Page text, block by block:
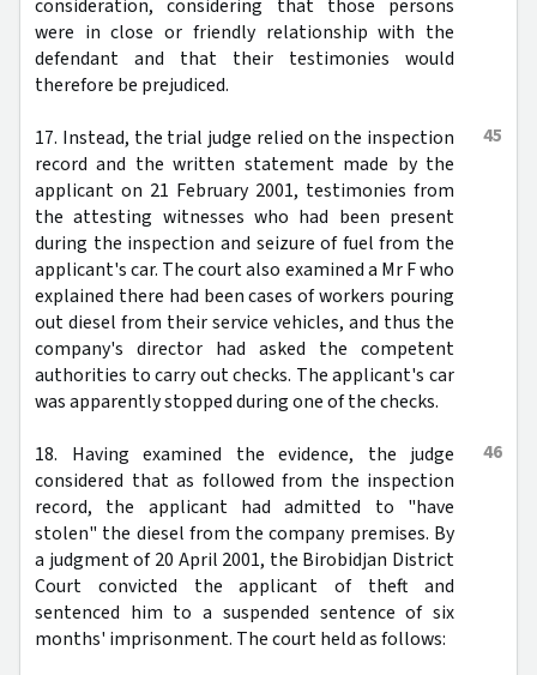
consideration, considering that those persons
were in close or friendly relationship with the
defendant and that their testimonies would
therefore be prejudiced.
45
17. Instead, the trial judge relied on the inspection
record and the written statement made by the
applicant on 21 February 2001, testimonies from
the attesting witnesses who had been present
during the inspection and seizure of fuel from the
applicant's car. The court also examined a Mr F who
explained there had been cases of workers pouring
out diesel from their service vehicles, and thus the
company's director had asked the competent
authorities to carry out checks. The applicant's car
was apparently stopped during one of the checks.
46
18. Having examined the evidence, the judge
considered that as followed from the inspection
record, the applicant had admitted to "have
stolen" the diesel from the company premises. By
a judgment of 20 April 2001, the Birobidjan District
Court convicted the applicant of theft and
sentenced him to a suspended sentence of six
months' imprisonment. The court held as follows: